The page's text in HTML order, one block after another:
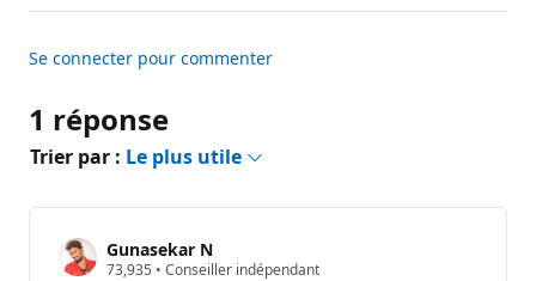
Se connecter pour commenter
1 réponse
Trier par : Le plus utile
Gunasekar N
73,935 P• Conseiller indépendant